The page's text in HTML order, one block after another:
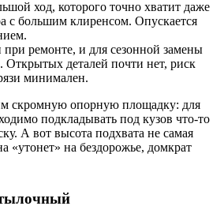
ход, которого точно хватит даже
с большим клиренсом. Опускается
при ремонте, и для сезонной замены
Открытых деталей почти нет, риск
минимален.
скромную опорную площадку: для
подкладывать под кузов что-то
А вот высота подхвата не самая
«утонет» на бездорожье, домкрат